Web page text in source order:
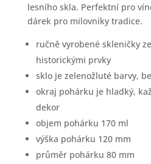
lesního skla. Perfektní pro
dárek pro milovníky tradice.
ručně vyrobené skleničky
historickými prvky
sklo je zelenožluté barvy,
okraj pohárku je hladký,
dekor
objem pohárku 170 ml
výška pohárku 120 mm
průměr pohárku 80 mm